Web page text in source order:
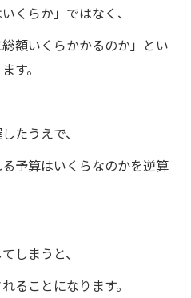
くらか」ではなく、
額いくらかかるのか」とい
す。
たうえで、
予算はいくらなのかを逆算
しまうと、
ることになります。